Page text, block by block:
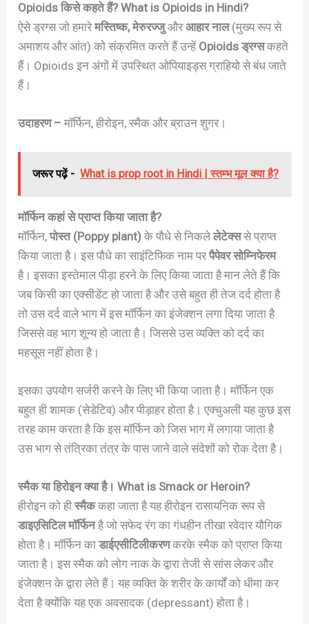
Opioids किसे कहते हैं? What is Opioids in Hindi?
ऐसे ड्रग्स जो हमारेमस्तिष्क, मेरुरज्जुऔरआहार नाल(मुख्य रूप से
अमाशय और आंत) को संक्रमित करते हैं उन्हें Opioids ड्रग्सकहते
हैं। Opioids इन अंगों में उपस्थित ओपियाइड्स ग्राहियो से बंध जाते
हैं।
उदाहरण –मॉर्फिन, हीरोइन, स्मैक और ब्राउन शुगर।
जरूर पढ़ें - What is prop root in Hindi | स्तम्भ मूल क्या है?
मॉर्फिन कहां से प्राप्त किया जाता है?
मॉर्फिन,पोस्त (Poppy plant)के पौधे से निकलेलेटेक्ससे प्राप्त
किया जाता है। इस पौधे का साइंटिफिक नाम परपैपेवर सोम्निफेरम
है। इसका इस्तेमाल पीड़ा हरने के लिए किया जाता है मान लेते हैं कि
जब किसी का एक्सीडेंट हो जाता है और उसे बहुत ही तेज दर्द होता है
तो उस दर्द वाले भाग में इस मॉर्फिन का इंजेक्शन लगा दिया जाता है
जिससे वह भाग शून्य हो जाता है। जिससे उस व्यक्ति को दर्द का
महसूस नहीं होता है।
इसका उपयोग सर्जरी करने के लिए भी किया जाता है। मॉर्फिन एक
बहुत ही शामक (सेडेटिव) और पीड़ाहर होता है। एक्चुअली यह कुछ इस
तरह काम करता है कि इस मॉर्फिन को जिस भाग में लगाया जाता है
उस भाग से तंत्रिका तंत्र के पास जाने वाले संदेशों को रोक देता है।
स्मैक या हिरोइन क्या है। What is Smack or Heroin?
हीरोइन को हीस्मैककहा जाता है यह हीरोइन रासायनिक रूप से
डाइएसिटिल मॉर्फिनहै जो सफेद रंग का गंधहीन तीखा रवेदार यौगिक
होता है। मॉर्फिन काडाईएसीटिलीकरणकरके स्मैक को प्राप्त किया
जाता है। इस स्मैक को लोग नाक के द्वारा तेजी से सांस लेकर और
इंजेक्शन के द्वारा लेते हैं। यह व्यक्ति के शरीर के कार्यों को धीमा कर
देता है क्योंकि यह एक अवसादक (depressant) होता है।